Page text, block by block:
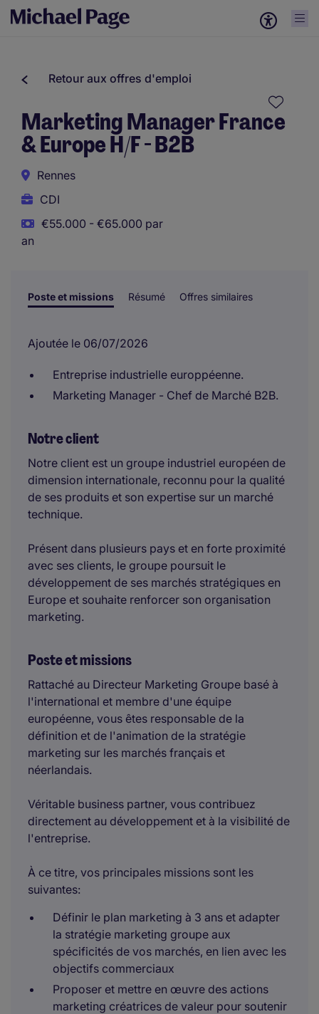
Retour aux offres d'emploi
Marketing Manager France
& Europe H/F - B2B
Rennes
CDI
€55.000 - €65.000 par
an
Poste et missions Résumé Offres similaires
Ajoutée le 06/07/2026
Entreprise industrielle europpéenne.
Marketing Manager - Chef de Marché B2B.
Notre client
Notre client est un groupe industriel européen de
dimension internationale, reconnu pour la qualité
de ses produits et son expertise sur un marché
technique.
Présent dans plusieurs pays et en forte proximité
avec ses clients, le groupe poursuit le
développement de ses marchés stratégiques en
Europe et souhaite renforcer son organisation
marketing.
Poste et missions
Rattaché au Directeur Marketing Groupe basé à
l'international et membre d'une équipe
européenne, vous êtes responsable de la
définition et de l'animation de la stratégie
marketing sur les marchés français et
néerlandais.
Véritable business partner, vous contribuez
directement au développement et à la visibilité de
l'entreprise.
À ce titre, vos principales missions sont les
suivantes:
Définir le plan marketing à 3 ans et adapter
la stratégie marketing groupe aux
spécificités de vos marchés, en lien avec les
objectifs commerciaux
Proposer et mettre en œuvre des actions
marketing créatrices de valeur pour soutenir